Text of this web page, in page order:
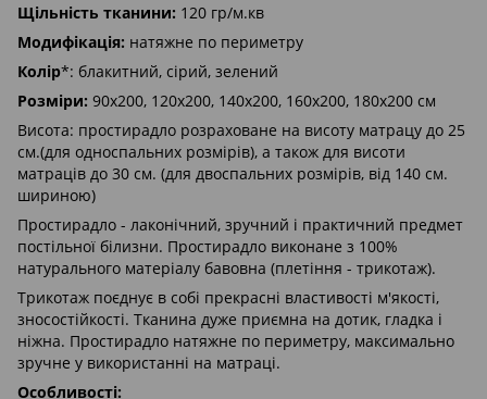
Щільність тканини: 120 гр/м.кв
Модифікація: натяжне по периметру
Колір*: блакитний, сірий, зелений
Розміри: 90х200, 120x200, 140х200, 160х200, 180х200 см
Висота: простирадло розраховане на висоту матрацу до 25
см.(для односпальних розмірів), а також для висоти
матраців до 30 см. (для двоспальних розмірів, від 140 см.
шириною)
Простирадло - лаконічний, зручний і практичний предмет
постільної білизни. Простирадло виконане з 100%
натурального матеріалу бавовна (плетіння - трикотаж).
Трикотаж поєднує в собі прекрасні властивості м'якості,
зносостійкості. Тканина дуже приємна на дотик, гладка і
ніжна. Простирадло натяжне по периметру, максимально
зручне у використанні на матраці.
Особливості: